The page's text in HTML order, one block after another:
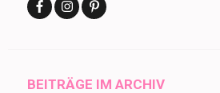
BEITRÄGE IM ARCHIV